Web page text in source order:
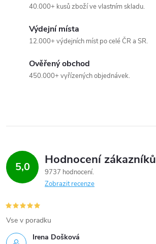
v
p
s
u
40.000+ kusů zboží ve vlastním skladu.
Výdejní místa
12.000+ výdejních míst po celé ČR a SR.
Ověřený obchod
450.000+ vyřízených objednávek.
5,0 Hodnocení zákazníků
9737 hodnocení
Zobrazit recenze
Irena Došková
Vse v poradku